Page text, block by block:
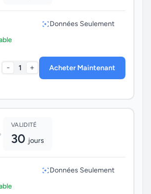
Données Seulement
- 1 + Acheter Maintenant
VALIDITÉ
30 jours
Données Seulement